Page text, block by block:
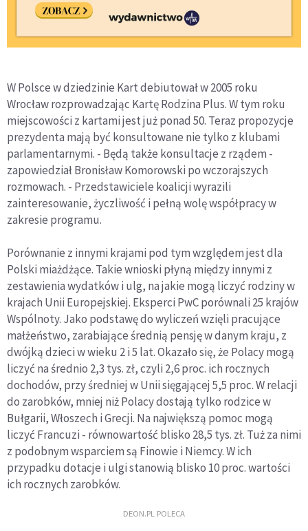
W Polsce w dziedzinie Kart debiutował w 2005 roku
Wrocław rozprowadzając Kartę Rodzina Plus. W tym roku
miejscowości z kartami jest już ponad 50. Teraz propozycje
prezydenta mają być konsultowane nie tylko z klubami
parlamentarnymi. - Będą także konsultacje z rządem -
zapowiedział Bronisław Komorowski po wczorajszych
rozmowach. - Przedstawiciele koalicji wyrazili
zainteresowanie, życzliwość i pełną wolę współpracy w
zakresie programu.
Porównanie z innymi krajami pod tym względem jest dla
Polski miażdżące. Takie wnioski płyną między innymi z
zestawienia wydatków i ulg, na jakie mogą liczyć rodziny w
krajach Unii Europejskiej. Eksperci PwC porównali 25 krajów
Wspólnoty. Jako podstawę do wyliczeń wzięli pracujące
małżeństwo, zarabiające średnią pensję w danym kraju, z
dwójką dzieci w wieku 2 i 5 lat. Okazało się, że Polacy mogą
liczyć na średnio 2,3 tys. zł, czyli 2,6 proc. ich rocznych
dochodów, przy średniej w Unii sięgającej 5,5 proc. W relacji
do zarobków, mniej niż Polacy dostają tylko rodzice w
Bułgarii, Włoszech i Grecji. Na największą pomoc mogą
liczyć Francuzi - równowartość blisko 28,5 tys. zł. Tuż za nimi
z podobnym wsparciem są Finowie i Niemcy. W ich
przypadku dotacje i ulgi stanowią blisko 10 proc. wartości
ich rocznych zarobków.
DEON.PL POLECA